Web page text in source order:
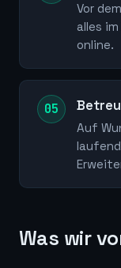
Vor
alles
online.
Auf
Was wir